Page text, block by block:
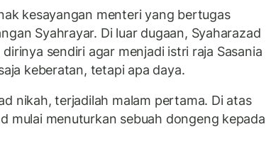
kesayangan menteri yang bertugas
Syahrayar. Di luar dugaan, Syaharazad
sendiri agar menjadi istri raja Sasania
keberatan, tetapi apa daya.
nikah, terjadilah malam pertama. Di atas
mulai menuturkan sebuah dongeng kepada